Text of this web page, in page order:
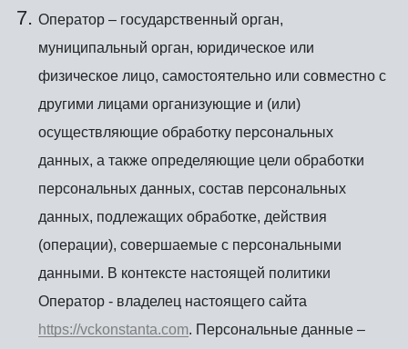
Оператор – государственный орган,
муниципальный орган, юридическое или
физическое лицо, самостоятельно или совместно с
другими лицами организующие и (или)
осуществляющие обработку персональных
данных, а также определяющие цели обработки
персональных данных, состав персональных
данных, подлежащих обработке, действия
(операции), совершаемые с персональными
данными. В контексте настоящей политики
Оператор - владелец настоящего сайта
https://vckonstanta.com. Персональные данные –